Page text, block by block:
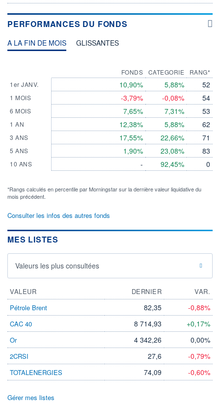
PERFORMANCES DU FONDS
A LA FIN DE MOIS GLISSANTES
1er JANV.
1 MOIS
6 MOIS
1 AN
3 ANS
5 ANS
10 ANS
FONDS
10,90%
-3,79%
7,65%
12,38%
17,55%
1,90%
-
CATEGORIE
5,88%
-0,08%
7,31%
5,88%
22,66%
23,08%
92,45%
RANG*
52
54
53
62
71
83
0
*Rangs calculés en percentile par Morningstar sur la dernière valeur liquidative du
mois précédent.
Consulter les infos des autres fonds
MES LISTES
Valeurs les plus consultées
VALEUR DERNIER
VAR.
Pétrole Brent
82,35 -0,88%
CAC 40 8 714,93 +0,17%
Or 4 342,26 0,00%
2CRSI 27,6 -0,79%
TOTALENERGIES 74,09 -0,60%
Gérer mes listes